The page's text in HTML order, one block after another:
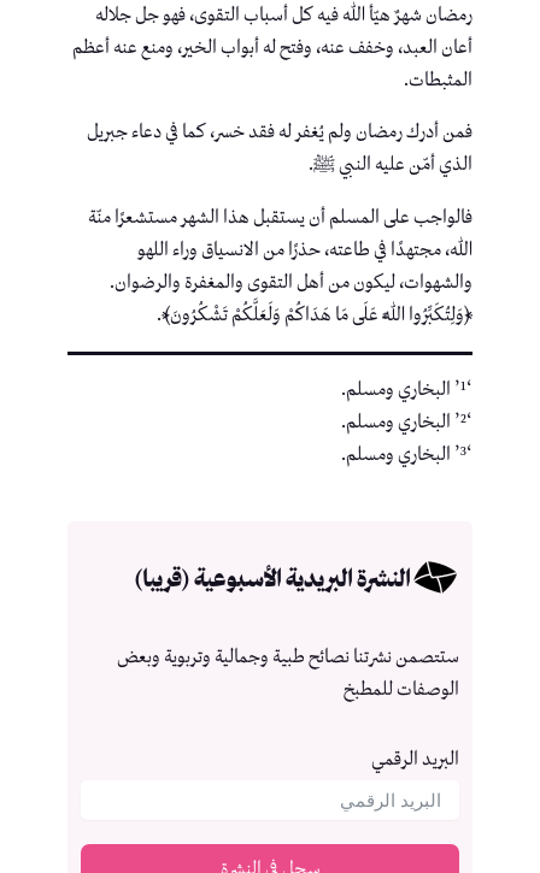
رمضان شهرٌ هيّأ الله فيه كل أسباب التقوى، فهو جل جلاله
أعان العبد، وخفف عنه، وفتح له أبواب الخير، ومنع عنه أعظم
المثبطات.
فمن أدرك رمضان ولم يُغفر له فقد خسر، كما في دعاء جبريل
الذي أمّن عليه النبي ﷺ.
فالواجب على المسلم أن يستقبل هذا الشهر مستشعرًا منّة
الله، مجتهدًا في طاعته، حذرًا من الانسياق وراء اللهو
والشهوات، ليكون من أهل التقوى والمغفرة والرضوان.
﴿وَلِتُكَبِّرُوا اللَّهَ عَلَى مَا هَدَاكُمْ وَلَعَلَّكُمْ تَشْكُرُونَ﴾.
‘¹’ البخاري ومسلم.
‘²’ البخاري ومسلم.
‘³’ البخاري ومسلم.
النشرة البريدية الأسبوعية (قريبا)
ستتصمن نشرتنا نصائح طبية وجمالية وتربوية وبعض
الوصفات للمطبخ
البريد الرقمي